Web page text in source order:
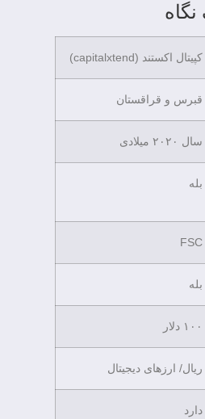
کپیتال اکستند (capitalxtend)
قبرس و قراقستان
سال ۲۰۲۰ میلادی
بله
FSC
بله
۱۰۰ دلار
ریال/ ارزهای دیجیتال
دارد